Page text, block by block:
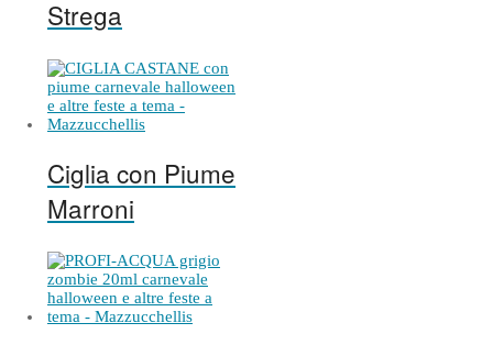
Strega
Ciglia con Piume
Marroni